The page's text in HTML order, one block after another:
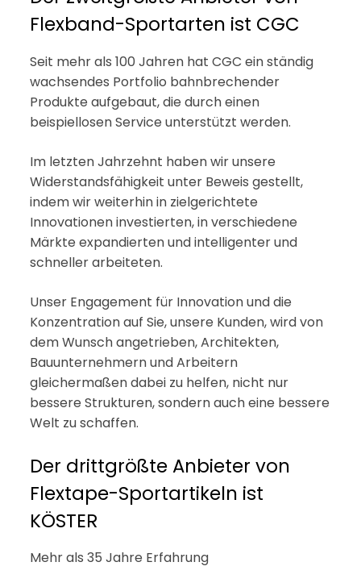
Flexband-Sportarten ist CGC
Seit mehr als 100 Jahren hat CGC ein ständig
wachsendes Portfolio bahnbrechender
Produkte aufgebaut, die durch einen
beispiellosen Service unterstützt werden.
Im letzten Jahrzehnt haben wir unsere
Widerstandsfähigkeit unter Beweis gestellt,
indem wir weiterhin in zielgerichtete
Innovationen investierten, in verschiedene
Märkte expandierten und intelligenter und
schneller arbeiteten.
Unser Engagement für Innovation und die
Konzentration auf Sie, unsere Kunden, wird von
dem Wunsch angetrieben, Architekten,
Bauunternehmern und Arbeitern
gleichermaßen dabei zu helfen, nicht nur
bessere Strukturen, sondern auch eine bessere
Welt zu schaffen.
Der drittgrößte Anbieter von
Flextape-Sportartikeln ist
KÖSTER
Mehr als 35 Jahre Erfahrung